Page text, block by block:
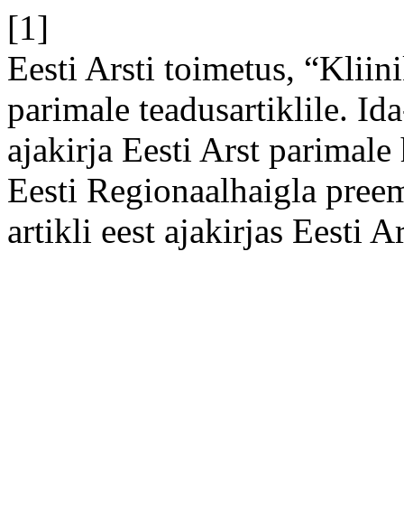
[1]
Eesti Arsti toimetus,
parimale teadusartiklile.
ajakirja Eesti Arst
Eesti Regionaalhaigla
artikli eest ajakirjas Eesti